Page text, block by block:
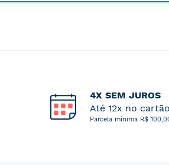
4X SEM JUROS
Até 12x no
Parcela mínima R$